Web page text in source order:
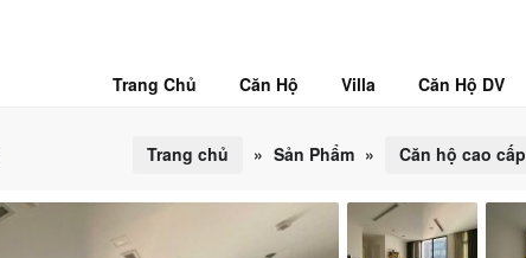
Trang Chủ Căn Hộ Villa Căn Hộ DV
Trang chủ » Sản Phẩm » Căn hộ cao cấp